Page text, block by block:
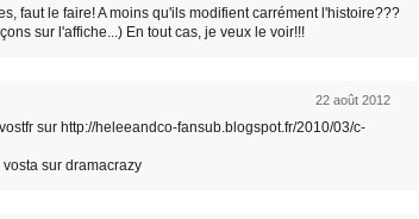
faut le faire! A moins qu'ils modifient carrément l'histoire???
sur l'affiche...) En tout cas, je veux le voir!!!
22 août 2012
sur http://heleeandco-fansub.blogspot.fr/2010/03/c-
sur dramacrazy